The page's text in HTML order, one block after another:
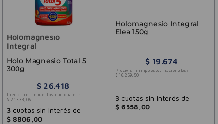
Holomagnesio
Integral
Holo Magnesio Total 5
300g
$ 26.418
Precio sin impuestos nacionales:
$ 21 .833 , 06
3 cuotas sin interés de
$ 8806,00
Holomagnesio Integral
Elea 150g
$ 19.674
Precio sin impuestos nacionales:
$ 16 259 50
3 cuotas sin interés de
$ 6558 ,00